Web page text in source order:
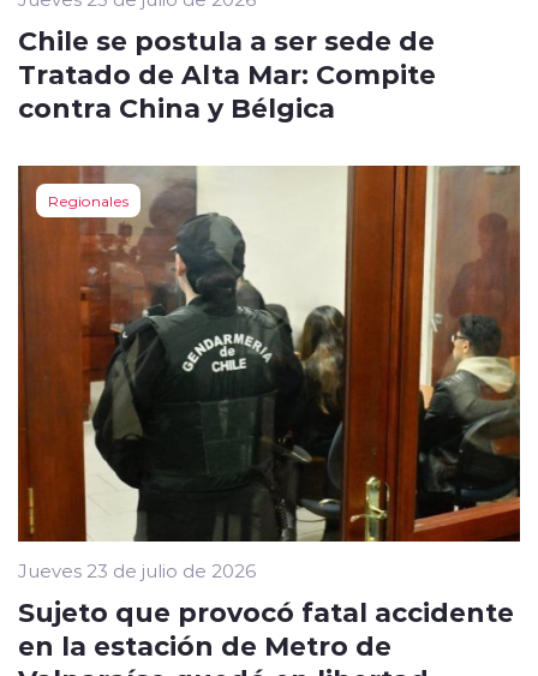
Chile se postula a ser sede de
Tratado de Alta Mar: Compite
contra China y Bélgica
Regionales
Jueves 23 de julio de 2026
Sujeto que provocó fatal accidente
en la estación de Metro de